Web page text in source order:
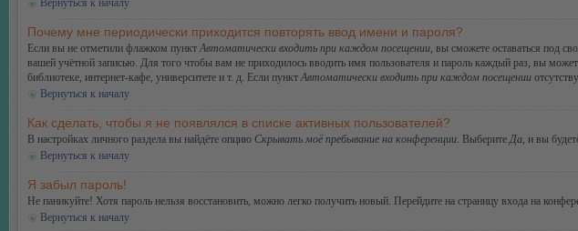
Вернуться к началу
Почему мне периодически приходится повторять ввод имени и пароля?
Если вы не отметили флажком пункт Автоматически входить при каждом посещении, вы сможете оставаться под
вашей учётной записью. Для того чтобы вам не приходилось вводить имя пользователя и пароль каждый раз, вы
библиотеке, интернет-кафе, университете и т. д. Если пункт Автоматически входить при каждом посещении
Вернуться к началу
Как сделать, чтобы я не появлялся в списке активных пользователей?
В настройках личного раздела вы найдёте опцию Скрывать моё пребывание на конференции. Выберите Да, и вы
Вернуться к началу
Я забыл пароль!
Не паникуйте! Хотя пароль нельзя восстановить, можно легко получить новый. Перейдите на страницу входа на
Вернуться к началу